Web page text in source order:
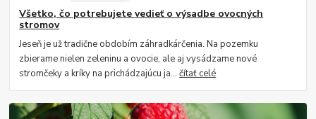
Všetko, čo potrebujete vedieť o výsadbe ovocných
stromov
Jeseň je už tradične obdobím záhradkárčenia. Na pozemku
zbierame nielen zeleninu a ovocie, ale aj vysádzame nové
stromčeky a kríky na prichádzajúcu ja...čítať celé